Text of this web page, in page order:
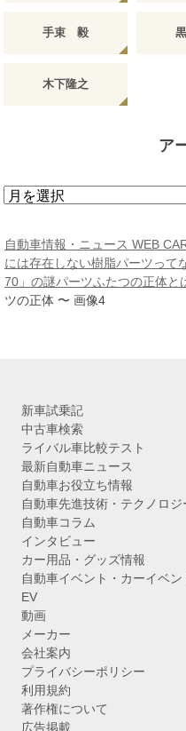
手束 毅
木下隆之
ア
ア
カ
イ
ブ
自動車情報・ニュース WEB
には存在しない樹脂パーツっ
70」の謎パーツふたつの正体と
ツの正体 〜 画像4
新車試乗記
中古車検索
ライバル車比較テスト
最新自動車ニュース
自動車お役立ち情報
自動車先進技術・テクノロジ
自動車コラム
インタビュー
カー用品・グッズ情報
自動車イベント・カーイベン
EV
動画
メーカー
会社案内
プライバシーポリシー
利用規約
著作権について
広告掲載